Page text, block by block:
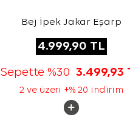
Bej İpek Jakar Eşarp
4.999,90 TL
Sepette %30 3.499,93
2 ve üzeri +% 20 indirim